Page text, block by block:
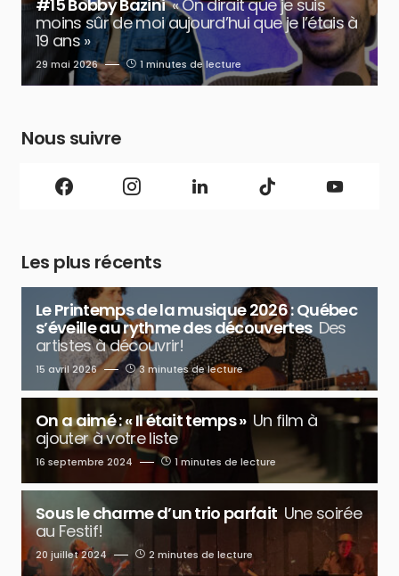
#15 Bobby Bazini « On dirait que je suis
moins sûr de moi aujourd’hui que je l’étais à
19 ans »
29 mai 2026 1 minutes de lecture
Nous suivre
Les plus récents
Le Printemps de la musique 2026 : Québec
s’éveille au rythme des découvertes Des
artistes à découvrir!
15 avril 2026 3 minutes de lecture
On a aimé : « Il était temps » Un film à
ajouter à votre liste
16 septembre 2024 1 minutes de lecture
Sous le charme d’un trio parfait Une soirée
au Festif!
20 juillet 2024 2 minutes de lecture